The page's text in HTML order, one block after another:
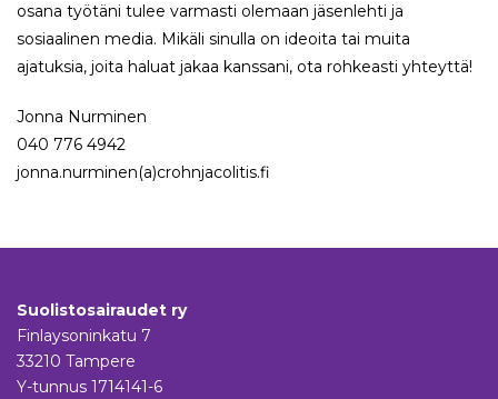
osana työtäni tulee varmasti olemaan jäsenlehti ja
sosiaalinen media. Mikäli sinulla on ideoita tai muita
ajatuksia, joita haluat jakaa kanssani, ota rohkeasti yhteyttä!
Jonna Nurminen
040 776 4942
jonna.nurminen(a)crohnjacolitis.fi
Suolistosairaudet ry
Finlaysoninkatu 7
33210 Tampere
Y-tunnus 1714141-6